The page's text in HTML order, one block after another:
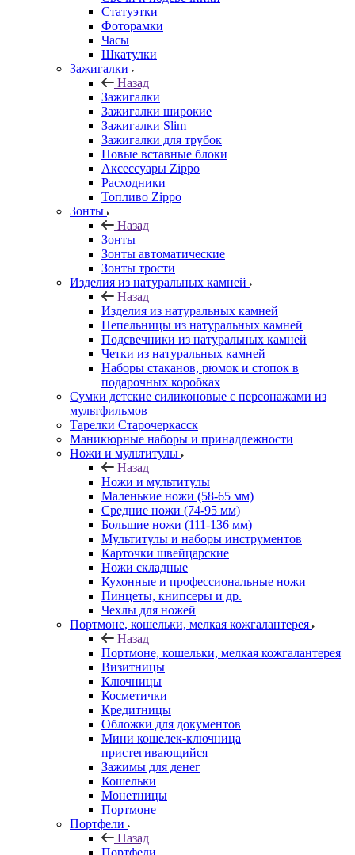
Статуэтки
Фоторамки
Часы
Шкатулки
Зажигалки
Назад
Зажигалки
Зажигалки широкие
Зажигалки Slim
Зажигалки для трубок
Новые вставные блоки
Аксессуары Zippo
Расходники
Топливо Zippo
Зонты
Назад
Зонты
Зонты автоматические
Зонты трости
Изделия из натуральных камней
Назад
Изделия из натуральных камней
Пепельницы из натуральных камней
Подсвечники из натуральных камней
Четки из натуральных камней
Наборы стаканов, рюмок и стопок в
подарочных коробках
Сумки детские силиконовые с персонажами из
мультфильмов
Тарелки Старочеркасск
Маникюрные наборы и принадлежности
Ножи и мультитулы
Назад
Ножи и мультитулы
Маленькие ножи (58-65 мм)
Средние ножи (74-95 мм)
Большие ножи (111-136 мм)
Мультитулы и наборы инструментов
Карточки швейцарские
Ножи складные
Кухонные и профессиональные ножи
Пинцеты, книпсеры и др.
Чехлы для ножей
Портмоне, кошельки, мелкая кожгалантерея
Назад
Портмоне, кошельки, мелкая кожгалантерея
Визитницы
Ключницы
Косметички
Кредитницы
Обложки для документов
Мини кошелек-ключница
пристегивающийся
Зажимы для денег
Кошельки
Монетницы
Портмоне
Портфели
Назад
Портфели